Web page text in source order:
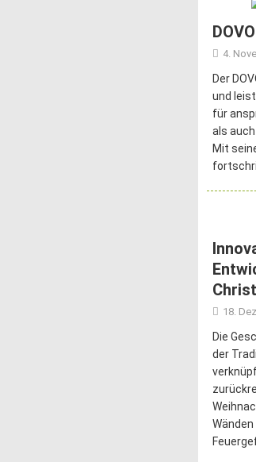
4.
Der
und
für
als
Mit
18.
Die
der